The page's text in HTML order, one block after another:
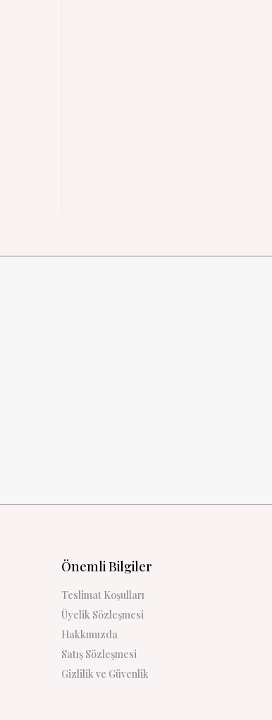
Önemli Bilgiler
Teslimat Koşulları
Üyelik Sözleşmesi
Hakkımızda
Satış Sözleşmesi
Gizlilik ve Güvenlik